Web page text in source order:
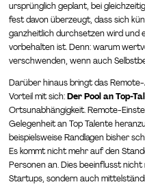
ursprünglich geplant, bei
fest davon überzeugt, dass sich
ganzheitlich durchsetzen wird und
vorbehalten ist. Denn: warum
verschwenden, wenn auch
Darüber hinaus bringt das
Vorteil mit sich:Der Pool an Top-
Ortsunabhängigkeit. Remote-
Gelegenheit an Top Talente
beispielsweise Randlagen bisher
Es kommt nicht mehr auf den
Personen an. Dies beeinflusst
Startups, sondern auch